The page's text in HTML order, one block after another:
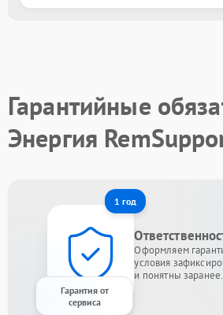
Гарантийные
Энергия
1 год
Гарантия от
сервиса
Оформляем
условия
и понятны заранее.